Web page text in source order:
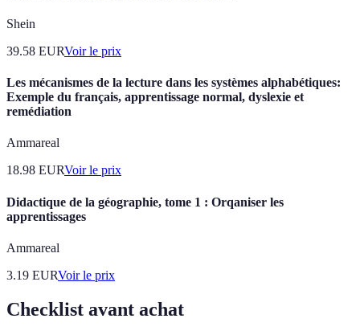
Shein
39.58 EURVoir le prix
Les mécanismes de la lecture dans les systèmes alphabétiques:
Exemple du français, apprentissage normal, dyslexie et
remédiation
Ammareal
18.98 EURVoir le prix
Didactique de la géographie, tome 1 : Orqaniser les
apprentissages
Ammareal
3.19 EURVoir le prix
Checklist avant achat